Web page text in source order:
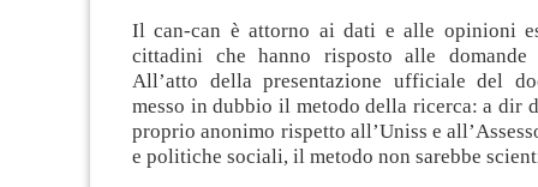
Il can-can è attorno ai dati e alle opinioni
cittadini che hanno risposto alle domande
All’atto della presentazione ufficiale del
messo in dubbio il metodo della ricerca: a dir
proprio anonimo rispetto all’Uniss e
e politiche sociali, il metodo non sarebbe